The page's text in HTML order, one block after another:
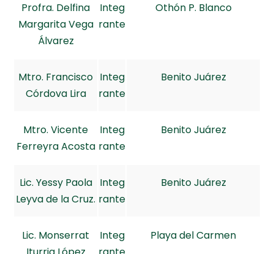
Profra. Delfina
Margarita Vega
Álvarez
Integ
rante
Othón P. Blanco
Mtro. Francisco
Córdova Lira
Integ
rante
Benito Juárez
Mtro. Vicente
Ferreyra Acosta
Integ
rante
Benito Juárez
Lic. Yessy Paola
Leyva de la Cruz.
Integ
rante
Benito Juárez
Lic. Monserrat
Integ
Playa del Carmen